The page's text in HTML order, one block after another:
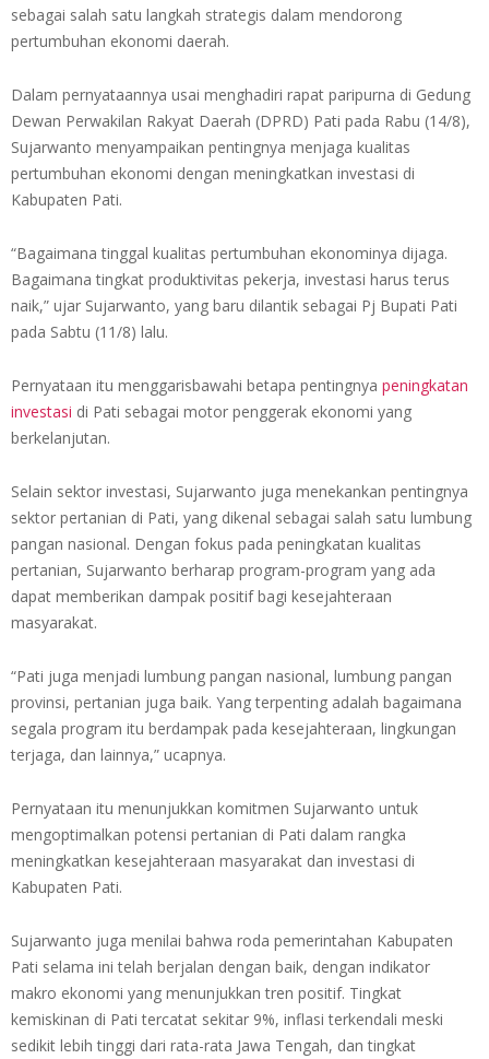
sebagai salah satu langkah strategis dalam mendorong
pertumbuhan ekonomi daerah.
Dalam pernyataannya usai menghadiri rapat paripurna di Gedung
Dewan Perwakilan Rakyat Daerah (DPRD) Pati pada Rabu (14/8),
Sujarwanto menyampaikan pentingnya menjaga kualitas
pertumbuhan ekonomi dengan meningkatkan investasi di
Kabupaten Pati.
“Bagaimana tinggal kualitas pertumbuhan ekonominya dijaga.
Bagaimana tingkat produktivitas pekerja, investasi harus terus
naik,” ujar Sujarwanto, yang baru dilantik sebagai Pj Bupati Pati
pada Sabtu (11/8) lalu.
Pernyataan itu menggarisbawahi betapa pentingnya peningkatan
investasi di Pati sebagai motor penggerak ekonomi yang
berkelanjutan.
Selain sektor investasi, Sujarwanto juga menekankan pentingnya
sektor pertanian di Pati, yang dikenal sebagai salah satu lumbung
pangan nasional. Dengan fokus pada peningkatan kualitas
pertanian, Sujarwanto berharap program-program yang ada
dapat memberikan dampak positif bagi kesejahteraan
masyarakat.
“Pati juga menjadi lumbung pangan nasional, lumbung pangan
provinsi, pertanian juga baik. Yang terpenting adalah bagaimana
segala program itu berdampak pada kesejahteraan, lingkungan
terjaga, dan lainnya,” ucapnya.
Pernyataan itu menunjukkan komitmen Sujarwanto untuk
mengoptimalkan potensi pertanian di Pati dalam rangka
meningkatkan kesejahteraan masyarakat dan investasi di
Kabupaten Pati.
Sujarwanto juga menilai bahwa roda pemerintahan Kabupaten
Pati selama ini telah berjalan dengan baik, dengan indikator
makro ekonomi yang menunjukkan tren positif. Tingkat
kemiskinan di Pati tercatat sekitar 9%, inflasi terkendali meski
sedikit lebih tinggi dari rata-rata Jawa Tengah, dan tingkat